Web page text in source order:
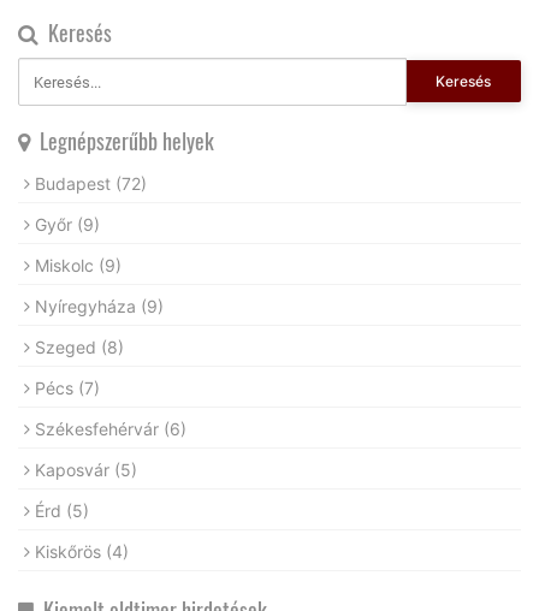
Keresés
Keresés
Legnépszerűbb helyek
Budapest (72)
Győr (9)
Miskolc (9)
Nyíregyháza (9)
Szeged (8)
Pécs (7)
Székesfehérvár (6)
Kaposvár (5)
Érd (5)
Kiskőrös (4)